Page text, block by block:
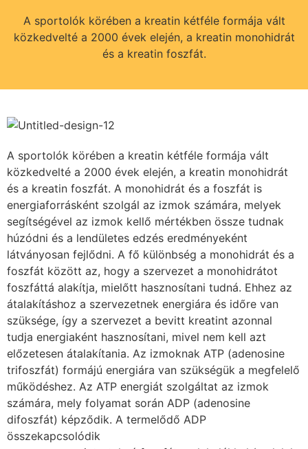
A sportolók körében a kreatin kétféle formája vált
közkedvelté a 2000 évek elején, a kreatin monohidrát
és a kreatin foszfát.
A sportolók körében a kreatin kétféle formája vált
közkedvelté a 2000 évek elején, a kreatin monohidrát
és a kreatin foszfát. A monohidrát és a foszfát is
energiaforrásként szolgál az izmok számára, melyek
segítségével az izmok kellő mértékben össze tudnak
húzódni és a lendületes edzés eredményeként
látványosan fejlődni. A fő különbség a monohidrát és a
foszfát között az, hogy a szervezet a monohidrátot
foszfáttá alakítja, mielőtt hasznosítani tudná. Ehhez az
átalakításhoz a szervezetnek energiára és időre van
szüksége, így a szervezet a bevitt kreatint azonnal
tudja energiaként hasznosítani, mivel nem kell azt
előzetesen átalakítania. Az izmoknak ATP (adenosine
trifoszfát) formájú energiára van szükségük a megfelelő
működéshez. Az ATP energiát szolgáltat az izmok
számára, mely folyamat során ADP (adenosine
difoszfát) képződik. A termelődő ADP
összekapcsolódik